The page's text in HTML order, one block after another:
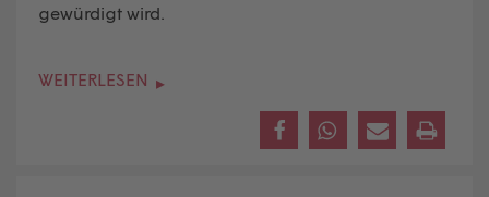
gewürdigt wird.
WEITERLESEN